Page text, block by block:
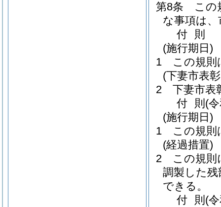
第8条
この
な事項は
付 則
(施行期日)
1
この規則
(下妻市表
2
下妻市表
付 則 (
(施行期日)
1
この規則
(経過措置)
2
この規則
調製した
できる。
付 則 (